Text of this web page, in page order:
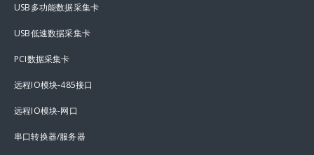
USB多功能数据采集卡
USB低速数据采集卡
PCI数据采集卡
远程IO模块-485接口
远程IO模块-网口
串口转换器/服务器